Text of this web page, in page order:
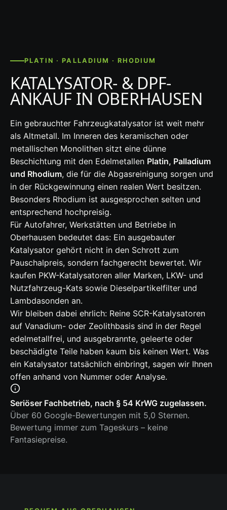
PLATIN · PALLADIUM · RHODIUM
KATALYSATOR- & DPF-
ANKAUF IN OBERHAUSEN
Ein gebrauchter Fahrzeugkatalysator ist weit mehr
als Altmetall. Im Inneren des keramischen oder
metallischen Monolithen sitzt eine dünne
Beschichtung mit den Edelmetallen Platin, Palladium
und Rhodium, die für die Abgasreinigung sorgen und
in der Rückgewinnung einen realen Wert besitzen.
Besonders Rhodium ist ausgesprochen selten und
entsprechend hochpreisig.
Für Autofahrer, Werkstätten und Betriebe in
Oberhausen bedeutet das: Ein ausgebauter
Katalysator gehört nicht in den Schrott zum
Pauschalpreis, sondern fachgerecht bewertet. Wir
kaufen PKW-Katalysatoren aller Marken, LKW- und
Nutzfahrzeug-Kats sowie Dieselpartikelfilter und
Lambdasonden an.
Wir bleiben dabei ehrlich: Reine SCR-Katalysatoren
auf Vanadium- oder Zeolithbasis sind in der Regel
edelmetallfrei, und ausgebrannte, geleerte oder
beschädigte Teile haben kaum bis keinen Wert. Was
ein Katalysator tatsächlich einbringt, sagen wir Ihnen
offen anhand von Nummer oder Analyse.
Seriöser Fachbetrieb, nach § 54 KrWG zugelassen.
Über 60 Google-Bewertungen mit 5,0 Sternen.
Bewertung immer zum Tageskurs – keine
Fantasiepreise.